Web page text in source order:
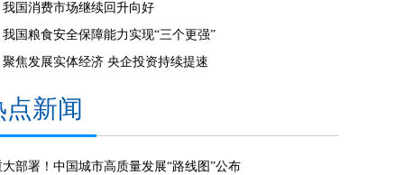
我国消费市场继续回升向好
我国粮食安全保障能力实现“三个更强”
聚焦发展实体经济 央企投资持续提速
点新闻
大部署！中国城市高质量发展“路线图”公布